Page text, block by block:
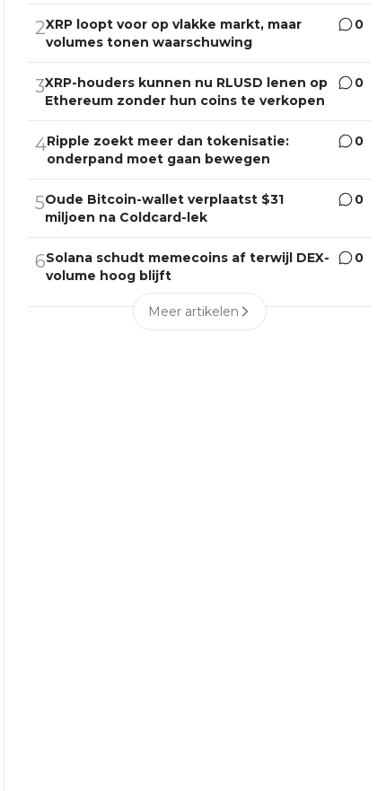
2XRP loopt voor op vlakke markt, maar
volumes tonen waarschuwing
0
3XRP-houders kunnen nu RLUSD lenen op
Ethereum zonder hun coins te verkopen
0
4Ripple zoekt meer dan tokenisatie:
onderpand moet gaan bewegen
0
5Oude Bitcoin-wallet verplaatst $31
miljoen na Coldcard-lek
0
6Solana schudt memecoins af terwijl DEX-
volume hoog blijft
0
Meer artikelen